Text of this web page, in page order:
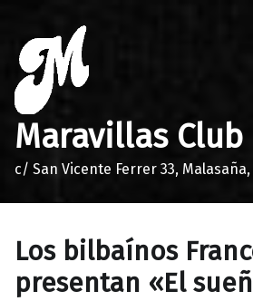
Maravillas Club
c/ San Vicente Ferrer 33,
Los bilbaínos
presentan «El